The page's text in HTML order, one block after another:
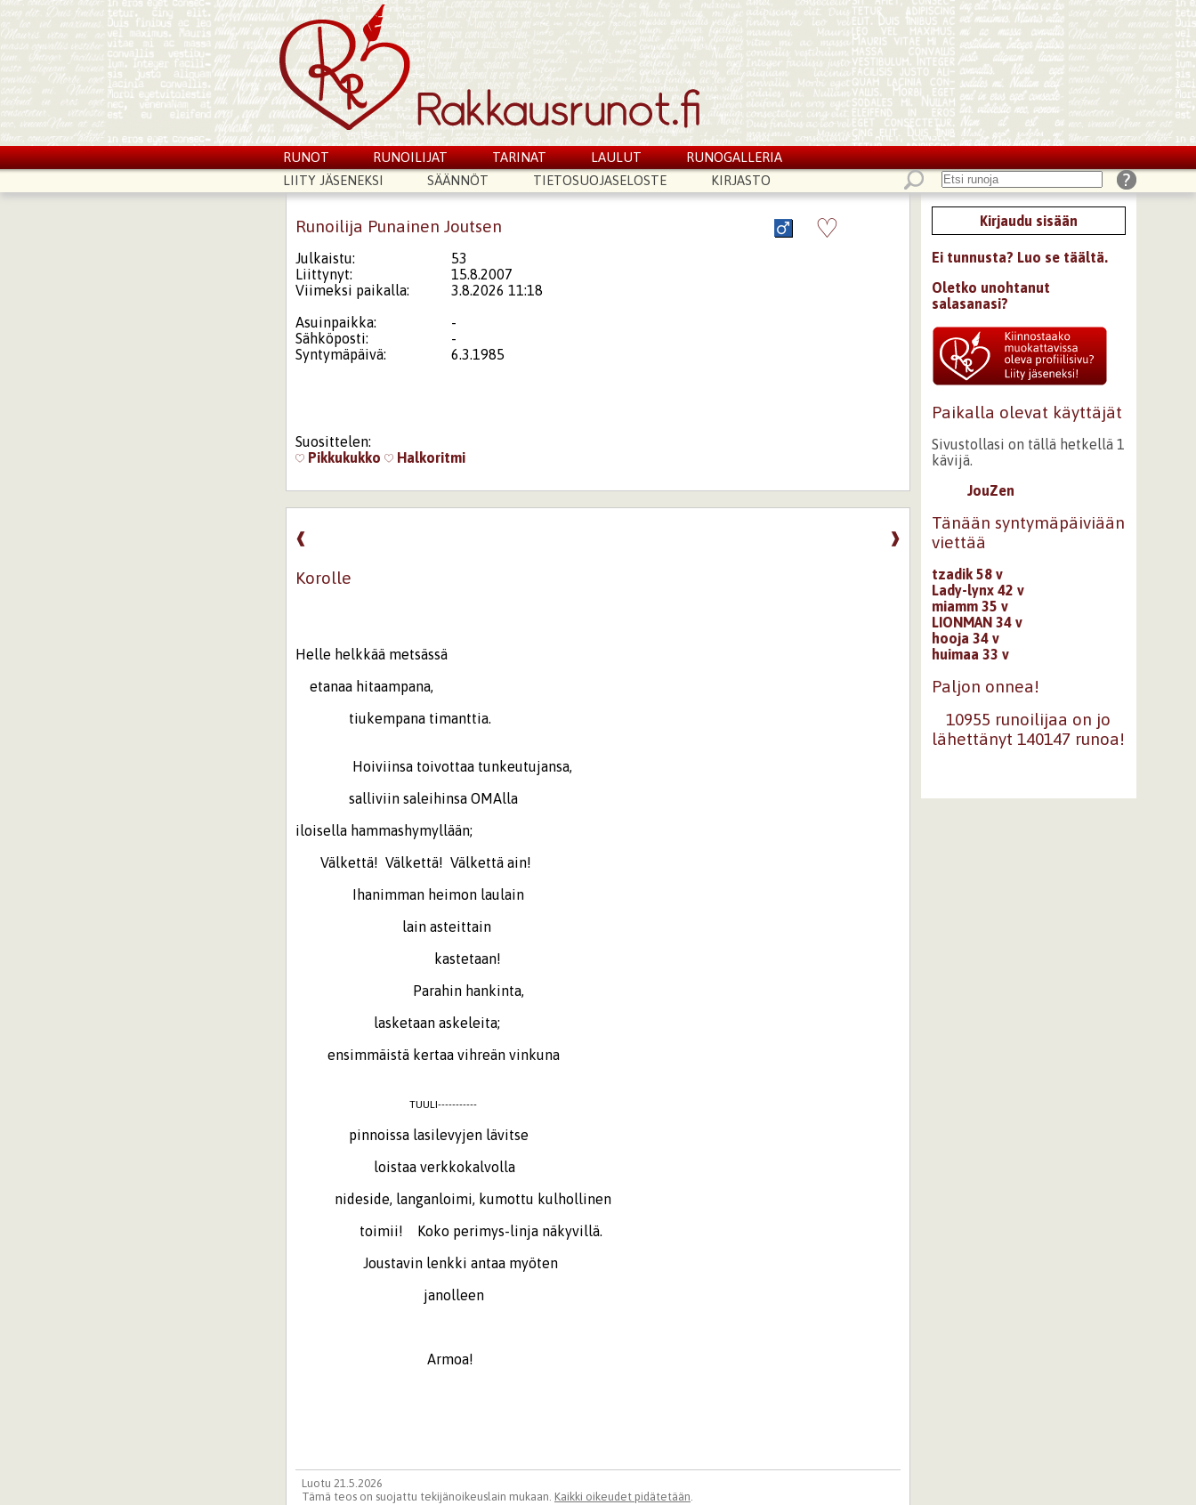
RUNOT RUNOILIJAT TARINAT LAULUT
RUNOGALLERIA
LIITY JÄSENEKSI
SÄÄNNÖT TIETOSUOJASELOSTE KIRJASTO
Runoilija Punainen Joutsen ♡
Julkaistu:
53
Liittynyt:
15.8.2007
Viimeksi paikalla:
3.8.2026 11:18
Asuinpaikka:
-
Sähköposti:
-
Syntymäpäivä:
6.3.1985
Suosittelen:
Pikkukukko
Halkoritmi
❱
❰
Korolle
Helle helkkää metsässä
etanaa hitaampana,
tiukempana timanttia.
Hoiviinsa toivottaa tunkeutujansa,
salliviin saleihinsa OMAlla
iloisella hammashymyllään;
Välkettä! Välkettä! Välkettä ain!
Ihanimman heimon laulain
lain asteittain
kastetaan!
Parahin hankinta,
lasketaan askeleita;
ensimmäistä kertaa vihreän vinkuna
TUULI-----------
pinnoissa lasilevyjen lävitse
loistaa verkkokalvolla
nideside, langanloimi, kumottu kulhollinen
toimii! Koko perimys-linja näkyvillä.
Joustavin lenkki antaa myöten
janolleen
Armoa!
Luotu 21.5.2026
Tämä teos on suojattu tekijänoikeuslain mukaan. Kaikki oikeudet pidätetään.
Kirjaudu sisään
Ei tunnusta? Luo se täältä.
Oletko unohtanut
salasanasi?
Paikalla olevat käyttäjät
Sivustollasi on tällä hetkellä 1
kävijä.
JouZen
Tänään syntymäpäiviään
viettää
tzadik 58 v
Lady-lynx 42 v
miamm 35 v
LIONMAN 34 v
hooja 34 v
huimaa 33 v
Paljon onnea!
10955 runoilijaa on jo
lähettänyt 140147 runoa!